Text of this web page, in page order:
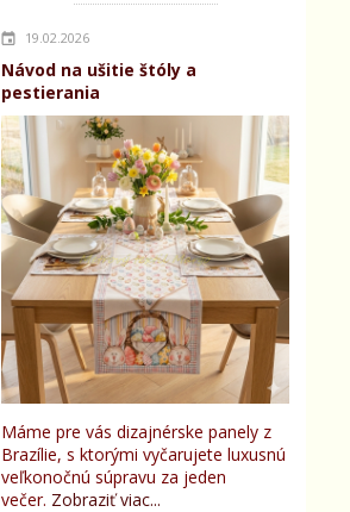
19.02.2026
Návod na ušitie štóly a
pestierania
Máme pre vás dizajnérske panely z
Brazílie, s ktorými vyčarujete luxusnú
veľkonočnú súpravu za jeden
večer. Zobraziť viac...